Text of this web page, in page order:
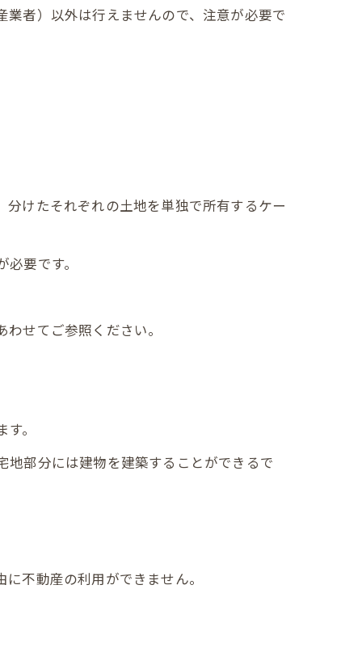
者）以外は行えませんので、注意が必要で
けたそれぞれの土地を単独で所有するケー
要です。
せてご参照ください。
。
部分には建物を建築することができるで
不動産の利用ができません。